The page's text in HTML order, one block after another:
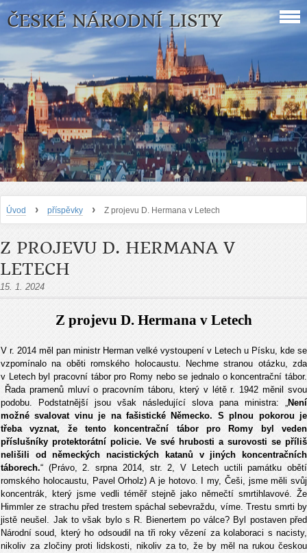
ČESKÉ NÁRODNÍ LISTY
Úvod › příspěvky › Z projevu D. Hermana v Letech
Z PROJEVU D. HERMANA V
LETECH
15. 1. 2024
Z projevu D. Hermana v Letech
V r. 2014 měl pan ministr Herman velké vystoupení v Letech u Písku, kde se
vzpomínalo na oběti romského holocaustu. Nechme stranou otázku, zda
v Letech byl pracovní tábor pro Romy nebo se jednalo o koncentrační tábor.
Řada pramenů mluví o pracovním táboru, který v létě r. 1942 měnil svou
podobu. Podstatnější jsou však následující slova pana ministra: „Není
možné svalovat vinu je na fašistické Německo. S plnou pokorou je
třeba vyznat, že tento koncentrační tábor pro Romy byl veden
příslušníky protektorátní policie. Ve své hrubosti a surovosti se příliš
nelišili od německých nacistických katanů v jiných koncentračních
táborech.“ (Právo, 2. srpna 2014, str. 2, V Letech uctili památku obětí
romského holocaustu, Pavel Orholz) A je hotovo. I my, Češi, jsme měli svůj
koncentrák, který jsme vedli téměř stejně jako němečtí smrtihlavové. Že
Himmler ze strachu před trestem spáchal sebevraždu, víme. Trestu smrti by
jistě neušel. Jak to však bylo s R. Bienertem po válce? Byl postaven před
Národní soud, který ho odsoudil na tři roky vězení za kolaboraci s nacisty,
nikoliv za zločiny proti lidskosti, nikoliv za to, že by měl na rukou českou